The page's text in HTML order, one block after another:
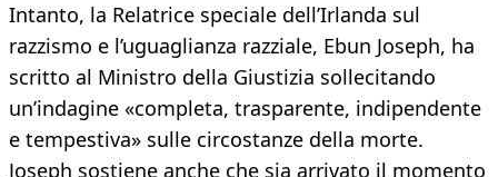
Intanto, la Relatrice speciale dell’Irlanda sul
razzismo e l’uguaglianza razziale, Ebun Joseph, ha
scritto al Ministro della Giustizia sollecitando
un’indagine «completa, trasparente, indipendente
e tempestiva» sulle circostanze della morte.
Joseph sostiene anche che sia arrivato il momento